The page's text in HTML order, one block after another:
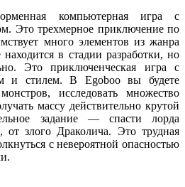
компьютерная игра с
Это трехмерное приключение по
много элементов из жанра
в стадии разработки, но
Это приключенческая игра с
и стилем. В Egoboo вы будете
исследовать множество
массу действительно крутой
задание — спасти лорда
от злого Драколича. Это трудная
с невероятной опасностью